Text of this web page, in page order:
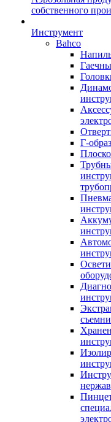
собственного
Инструмент
Bahco
Г-